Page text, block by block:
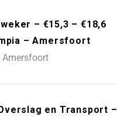
– €15,3 – €18,6
– Amersfoort
Amersfoort
en Transport –